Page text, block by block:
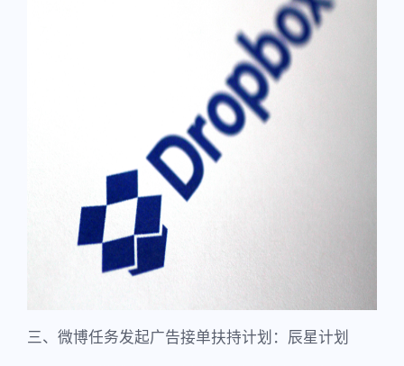
三、微博任务发起广告接单扶持计划：辰星计划